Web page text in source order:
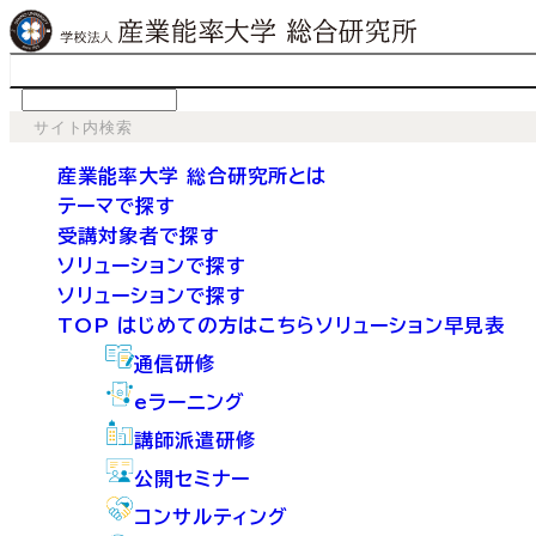
産業能率大学 総合研究所とは
テーマで探す
受講対象者で探す
ソリューションで探す
ソリューションで探す
TOP はじめての方はこちらソリューション早見表
通信研修
eラーニング
講師派遣研修
公開セミナー
コンサルティング